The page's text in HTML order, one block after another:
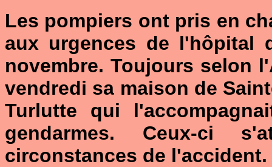
Les pompiers ont pris en
aux urgences de l'hôpital
novembre. Toujours selon
vendredi sa maison de
Turlutte qui
gendarmes. Ceux-ci
circonstances de l'accident.